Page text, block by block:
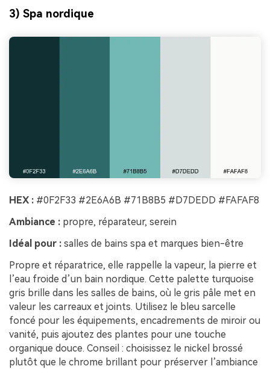
3) Spa nordique
HEX : #0F2F33 #2E6A6B #71B8B5 #D7DEDD #FAFAF8
Ambiance : propre, réparateur, serein
Idéal pour : salles de bains spa et marques bien-être
Propre et réparatrice, elle rappelle la vapeur, la pierre et
l’eau froide d’un bain nordique. Cette palette turquoise
gris brille dans les salles de bains, où le gris pâle met en
valeur les carreaux et joints. Utilisez le bleu sarcelle
foncé pour les équipements, encadrements de miroir ou
vanité, puis ajoutez des plantes pour une touche
organique douce. Conseil : choisissez le nickel brossé
plutôt que le chrome brillant pour préserver l’ambiance